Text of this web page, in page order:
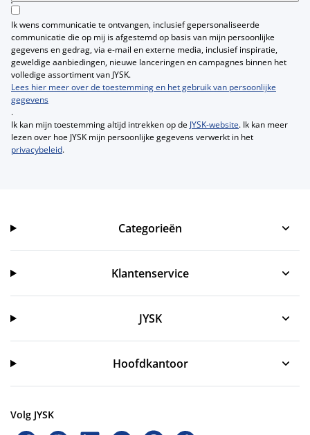
Ik wens communicatie te ontvangen, inclusief gepersonaliseerde
communicatie die op mij is afgestemd op basis van mijn persoonlijke
gegevens en gedrag, via e-mail en externe media, inclusief inspiratie,
geweldige aanbiedingen, nieuwe lanceringen en campagnes binnen het
volledige assortiment van JYSK.
Lees hier meer over de toestemming en het gebruik van persoonlijke
gegevens
.
Ik kan mijn toestemming altijd intrekken op de JYSK-website. Ik kan meer
lezen over hoe JYSK mijn persoonlijke gegevens verwerkt in het
privacybeleid.
Categorieën
Klantenservice
Klantenservice
JYSK
JYSK
Hoofdkantoor
Volg JYSK